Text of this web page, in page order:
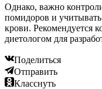
Однако, важно
помидоров и
крови. Рекомендуется
диетологом для
Поделиться
Отправить
Класснуть